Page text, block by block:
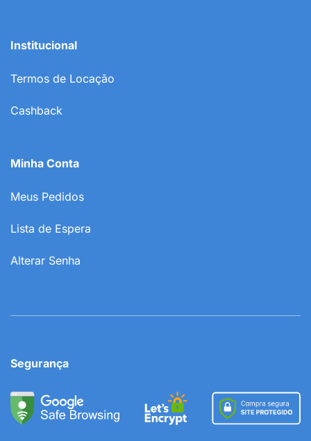
Institucional
Termos de Locação
Cashback
Minha Conta
Meus Pedidos
Lista de Espera
Alterar Senha
Segurança